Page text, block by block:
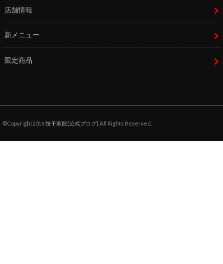
店舗情報
新メニュー
限定商品
©Copyright2016餃子家龍(公式ブログ) .All Rights Reserved.